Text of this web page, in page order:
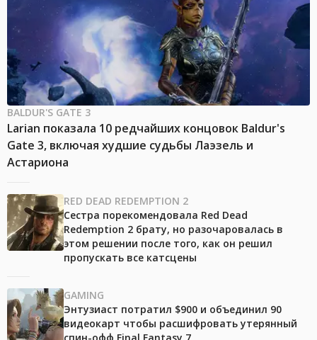
BALDUR'S GATE 3
Larian показала 10 редчайших концовок Baldur's
Gate 3, включая худшие судьбы Лаэзель и
Астариона
RED DEAD REDEMPTION 2
Сестра порекомендовала Red Dead
Redemption 2 брату, но разочаровалась в
этом решении после того, как он решил
пропускать все катсцены
GAMING
Энтузиаст потратил $900 и объединил 90
видеокарт чтобы расшифровать утерянный